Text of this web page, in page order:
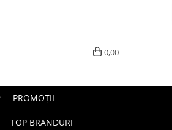
0,00
PROMOȚII
TOP BRANDURI